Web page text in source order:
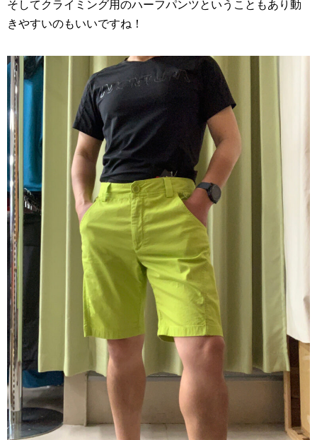
そしてクライミング用のハーフパンツということもあり動
きやすいのもいいですね！